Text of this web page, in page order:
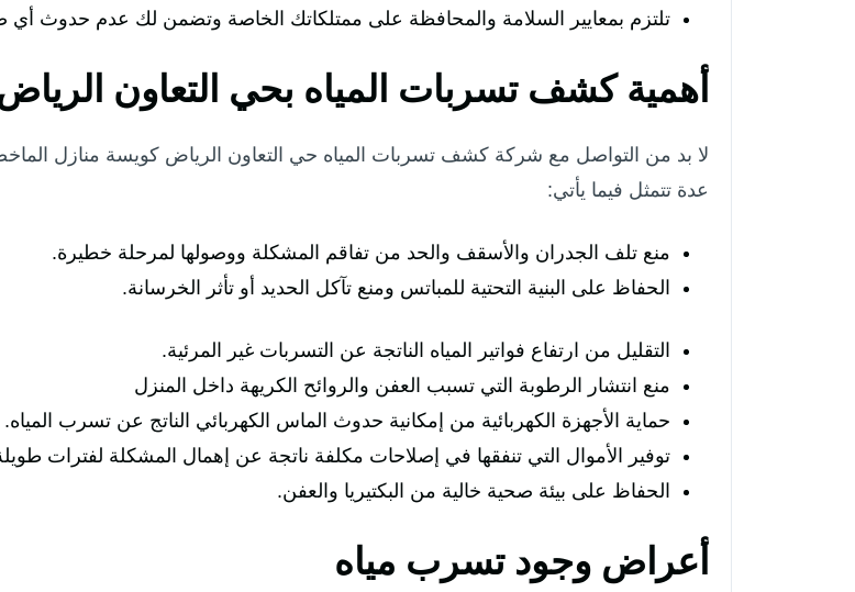
تلتزم بمعايير السلامة والمحافظة على ممتلكاتك الخاصة وتضمن لك عدم حدوث أي
أهمية كشف تسربات المياه بحي التعاون
لا بد من التواصل مع شركة كشف تسربات المياه حي التعاون الرياض كويسة منازل
عدة تتمثل فيما يأتي:
منع تلف الجدران والأسقف والحد من تفاقم المشكلة ووصولها لمرحلة خطيرة.
الحفاظ على البنية التحتية للمباتس ومنع تآكل الحديد أو تأثر الخرسانة.
التقليل من ارتفاع فواتير المياه الناتجة عن التسربات غير المرئية.
منع انتشار الرطوبة التي تسبب العفن والروائح الكريهة داخل المنزل
حماية الأجهزة الكهربائية من إمكانية حدوث الماس الكهربائي الناتج عن تسرب المياه.
توفير الأموال التي تنفقها في إصلاحات مكلفة ناتجة عن إهمال المشكلة لفترات
الحفاظ على بيئة صحية خالية من البكتيريا والعفن.
أعراض وجود تسرب مياه